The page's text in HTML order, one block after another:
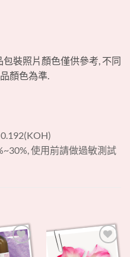
包裝照片顏色僅供參考, 不同
顏色為準.
使用前請做過敏測試